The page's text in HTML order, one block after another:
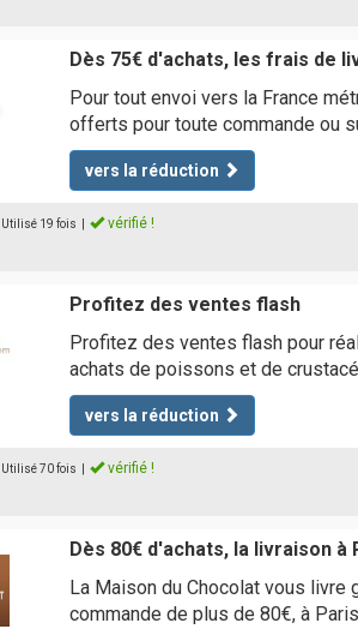
Dès 75€ d'achats, les frais de
Pour tout envoi vers la France
offerts pour toute commande ou
vers la réduction
| Utilisé 19 fois vérifié !
Profitez des ventes flash
Profitez des ventes flash pour
achats de poissons et de
vers la réduction
| Utilisé 70 fois vérifié !
Dès 80€ d'achats, la livraison
La Maison du Chocolat vous livre
commande de plus de 80€, à